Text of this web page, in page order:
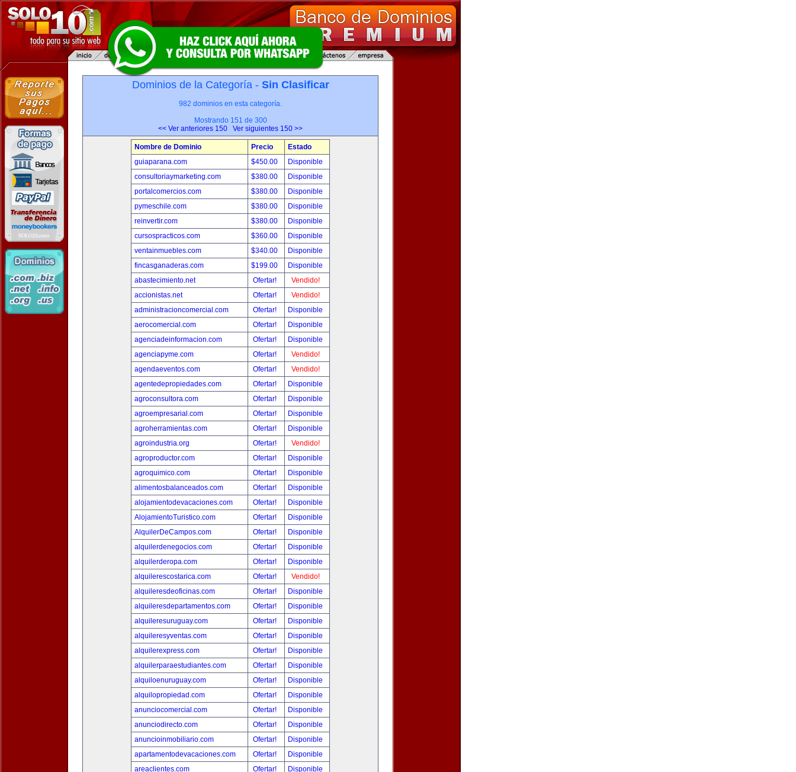
Dominios de la Categoría - Sin Clasificar
982 dominios en esta categoría.
Mostrando 151 de 300
<< Ver anteriores 150
Ver siguientes 150 >>
Nombre de Dominio Precio
Estado
guiaparana.com
$450.00
Disponible
consultoriaymarketing.com
$380.00
Disponible
portalcomercios.com
$380.00
Disponible
pymeschile.com
$380.00
Disponible
reinvertir.com
$380.00
Disponible
cursospracticos.com
$360.00
Disponible
ventainmuebles.com
$340.00
Disponible
fincasganaderas.com
$199.00
Disponible
abastecimiento.net
Ofertar!
Vendido!
accionistas.net
Ofertar!
Vendido!
administracioncomercial.com
Ofertar!
Disponible
aerocomercial.com
Ofertar!
Disponible
agenciadeinformacion.com
Ofertar!
Disponible
agenciapyme.com
Ofertar!
Vendido!
agendaeventos.com
Ofertar!
Vendido!
agentedepropiedades.com
Ofertar!
Disponible
agroconsultora.com
Ofertar!
Disponible
agroempresarial.com
Ofertar!
Disponible
agroherramientas.com
Ofertar!
Disponible
agroindustria.org
Ofertar!
Vendido!
agroproductor.com
Ofertar!
Disponible
agroquimico.com
Ofertar!
Disponible
alimentosbalanceados.com
Ofertar!
Disponible
alojamientodevacaciones.com
Ofertar!
Disponible
AlojamientoTuristico.com
Ofertar!
Disponible
AlquilerDeCampos.com
Ofertar!
Disponible
alquilerdenegocios.com
Ofertar!
Disponible
alquilerderopa.com
Ofertar!
Disponible
alquilerescostarica.com
Ofertar!
Vendido!
alquileresdeoficinas.com
Ofertar!
Disponible
alquileresdepartamentos.com
Ofertar!
Disponible
alquileresuruguay.com
Ofertar!
Disponible
alquileresyventas.com
Ofertar!
Disponible
alquilerexpress.com
Ofertar!
Disponible
alquilerparaestudiantes.com
Ofertar!
Disponible
alquiloenuruguay.com
Ofertar!
Disponible
alquilopropiedad.com
Ofertar!
Disponible
anunciocomercial.com
Ofertar!
Disponible
anunciodirecto.com
Ofertar!
Disponible
anuncioinmobiliario.com
Ofertar!
Disponible
apartamentodevacaciones.com
Ofertar!
Disponible
areaclientes.com
Ofertar!
Disponible